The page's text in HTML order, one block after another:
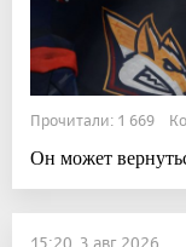
Прочитали: 1 669
Он может